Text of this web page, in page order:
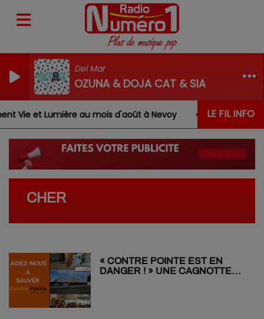
Del Mar
OZUNA & DOJA CAT & SIA
LE FIL INFO
Vie et Lumière au mois d'août à Nevoy Louis,
CHER
« CONTRE POINTE EST EN
DANGER ! » UNE CAGNOTTE